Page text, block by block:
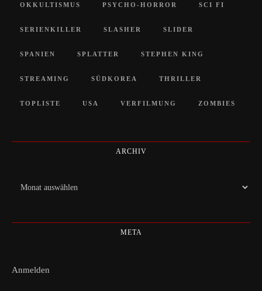
OKKULTISMUS PSYCHO-HORROR SCI FI
SERIENKILLER SLASHER SLIDER
SPANIEN SPLATTER STEPHEN KING
STREAMING SÜDKOREA THRILLER
TOPLISTE USA VERFILMUNG ZOMBIES
ARCHIV
Archiv
META
Anmelden